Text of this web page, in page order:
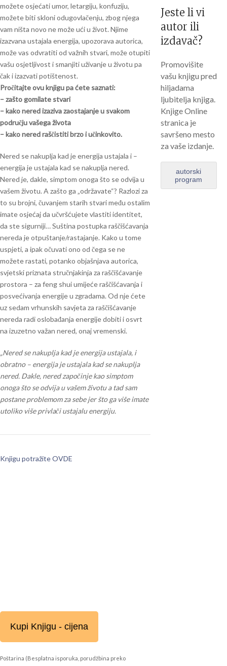
možete osjećati umor, letargiju, konfuziju,
možete biti skloni odugovlačenju, zbog njega
vam ništa novo ne može ući u život. Njime
izazvana ustajala energija, upozorava autorica,
može vas odvratiti od važnih stvari, može otupiti
vašu osjetljivost i smanjiti uživanje u životu pa
čak i izazvati potištenost.
Pročitajte ovu knjigu pa ćete saznati:
– zašto gomilate stvari
– kako nered izaziva zaostajanje u svakom
području vašega života
– kako nered raščistiti brzo i učinkovito.
Nered se nakuplja kad je energija ustajala i –
energija je ustajala kad se nakuplja nered.
Nered je, dakle, simptom onoga što se odvija u
vašem životu. A zašto ga „održavate“? Razlozi za
to su brojni, čuvanjem starih stvari među ostalim
imate osjećaj da učvršćujete vlastiti identitet,
da ste sigurniji… Suština postupka raščišćavanja
nereda je otpuštanje/rastajanje. Kako u tome
uspjeti, a ipak očuvati ono od čega se ne
možete rastati, potanko objašnjava autorica,
svjetski priznata stručnjakinja za raščišćavanje
prostora – za feng shui umijeće raščišćavanja i
posvećivanja energije u zgradama. Od nje ćete
uz sedam vrhunskih savjeta za raščišćavanje
nereda radi oslobađanja energije dobiti i osvrt
na izuzetno važan nered, onaj vremenski.
„Nered se nakuplja kad je energija ustajala, i
obratno – energija je ustajala kad se nakuplja
nered. Dakle, nered započinje kao simptom
onoga što se odvija u vašem životu a tad sam
postane problemom za sebe jer što ga više imate
utoliko više privlači ustajalu energiju.
Knjigu potražite OVDE
Kupi Knjigu - cijena
Poštarina (Besplatna isporuka, porudžbina preko
Jeste li vi
autor ili
izdavač?
Promovišite
vašu knjigu pred
hiljadama
ljubitelja knjiga.
Knjige Online
stranica je
savršeno mesto
za vaše izdanje.
autorski
program